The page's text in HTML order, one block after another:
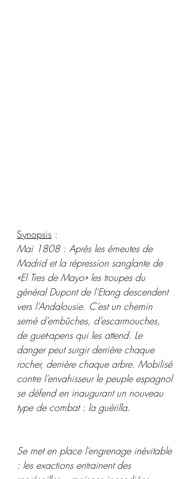
Synopsis :
Mai 1808 : Après les émeutes de
Madrid et la répression sanglante de
«El Tres de Mayo» les troupes du
général Dupont de l’Etang descendent
vers l’Andalousie. C’est un chemin
semé d’embûches, d’escarmouches,
de guet-apens qui les attend. Le
danger peut surgir derrière chaque
rocher, derrière chaque arbre. Mobilisé
contre l’envahisseur le peuple espagnol
se défend en inaugurant un nouveau
type de combat : la guérilla.
Se met en place l’engrenage inévitable
: les exactions entrainent des